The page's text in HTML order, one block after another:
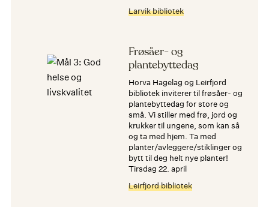
Larvik bibliotek
Frøsåer- og
plantebyttedag
Horva Hagelag og Leirfjord
bibliotek inviterer til frøsåer- og
plantebyttedag for store og
små. Vi stiller med frø, jord og
krukker til ungene, som kan så
og ta med hjem. Ta med
planter/avleggere/stiklinger og
bytt til deg helt nye planter!
tirsdag 22. april
Leirfjord bibliotek